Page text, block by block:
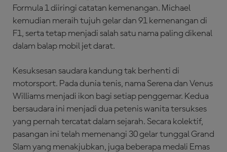
Formula 1 diiringi catatan kemenangan. Michael
kemudian meraih tujuh gelar dan 91 kemenangan di
F1, serta tetap menjadi salah satu nama paling dikenal
dalam balap mobil jet darat.
Kesuksesan saudara kandung tak berhenti di
motorsport. Pada dunia tenis, nama Serena dan Venus
Williams menjadi ikon bagi setiap penggemar. Kedua
bersaudara ini menjadi dua petenis wanita tersukses
yang pernah tercatat dalam sejarah. Secara kolektif,
pasangan ini telah memenangi 30 gelar tunggal Grand
Slam yang menakjubkan, juga beberapa medali Emas